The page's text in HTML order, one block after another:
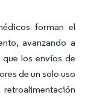
forman el
avanzando a
los envíos de
de un solo uso